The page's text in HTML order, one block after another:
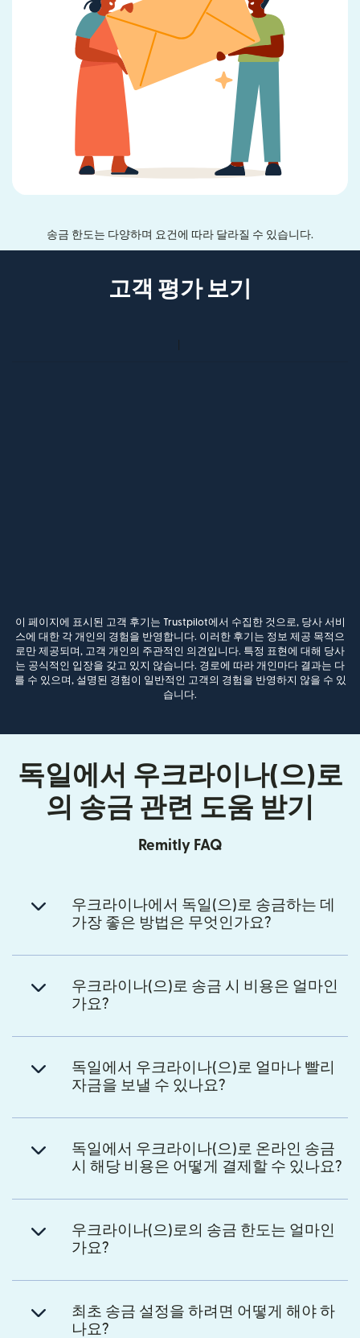
송금 한도는 다양하며 요건에 따라 달라질 수 있습니다.
고객 평가 보기
이 페이지에 표시된 고객 후기는 Trustpilot에서 수집한 것으로, 당사 서비
스에 대한 각 개인의 경험을 반영합니다. 이러한 후기는 정보 제공 목적으
로만 제공되며, 고객 개인의 주관적인 의견입니다. 특정 표현에 대해 당사
는 공식적인 입장을 갖고 있지 않습니다. 경로에 따라 개인마다 결과는 다
를 수 있으며, 설명된 경험이 일반적인 고객의 경험을 반영하지 않을 수 있
습니다.
독일에서 우크라이나(으)로
의 송금 관련 도움 받기
Remitly FAQ
우크라이나에서 독일(으)로 송금하는 데
가장 좋은 방법은 무엇인가요?
우크라이나(으)로 송금 시 비용은 얼마인
가요?
독일에서 우크라이나(으)로 얼마나 빨리
자금을 보낼 수 있나요?
독일에서 우크라이나(으)로 온라인 송금
시 해당 비용은 어떻게 결제할 수 있나요?
우크라이나(으)로의 송금 한도는 얼마인
가요?
최초 송금 설정을 하려면 어떻게 해야 하
나요?